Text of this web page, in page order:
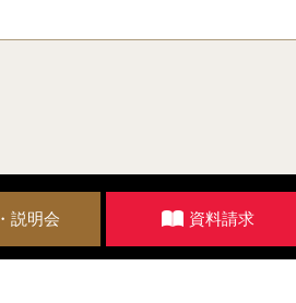
説明会 資料請求